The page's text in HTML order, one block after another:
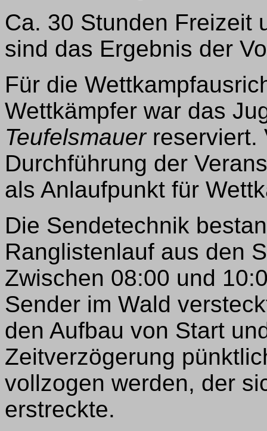
Ca. 30 Stunden Freizeit
sind das Ergebnis der
Für die
Wettkämpfer war das
Teufelsmauerreserviert.
Durchführung der
als Anlaufpunkt für
Die Sendetechnik
Ranglistenlauf aus den
Zwischen 08:00 und
Sender im Wald
den Aufbau von Start
Zeitverzögerung
vollzogen werden, der
erstreckte.